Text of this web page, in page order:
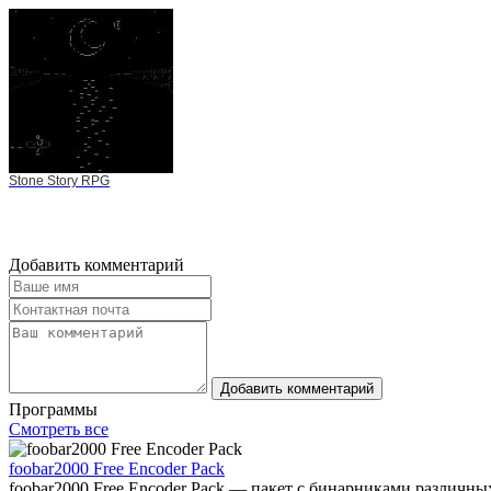
Stone Story RPG
Добавить комментарий
Добавить комментарий
Программы
Смотреть все
foobar2000 Free Encoder Pack